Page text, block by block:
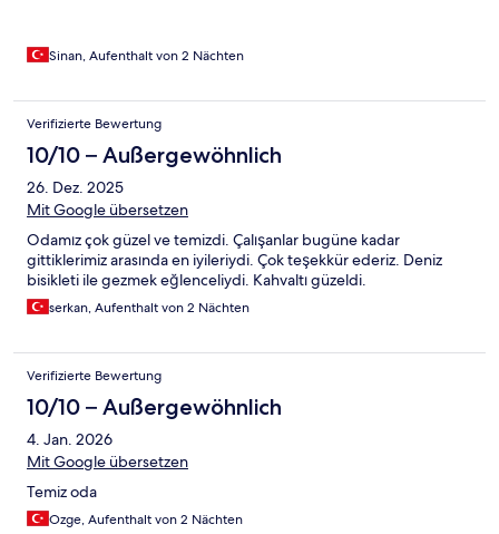
Sinan, Aufenthalt von 2 Nächten
Verifizierte Bewertung
10/10 – Außergewöhnlich
26. Dez. 2025
Mit Google übersetzen
Odamız çok güzel ve temizdi. Çalışanlar bugüne kadar
gittiklerimiz arasında en iyileriydi. Çok teşekkür ederiz. Deniz
bisikleti ile gezmek eğlenceliydi. Kahvaltı güzeldi.
serkan, Aufenthalt von 2 Nächten
Verifizierte Bewertung
10/10 – Außergewöhnlich
4. Jan. 2026
Mit Google übersetzen
Temiz oda
Ozge, Aufenthalt von 2 Nächten